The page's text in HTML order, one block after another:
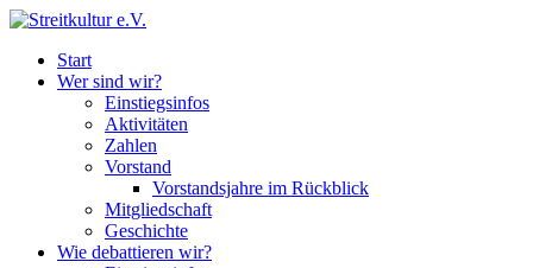
Start
Wer sind wir?
Einstiegsinfos
Aktivitäten
Zahlen
Vorstand
Vorstandsjahre im Rückblick
Mitgliedschaft
Geschichte
Wie debattieren wir?